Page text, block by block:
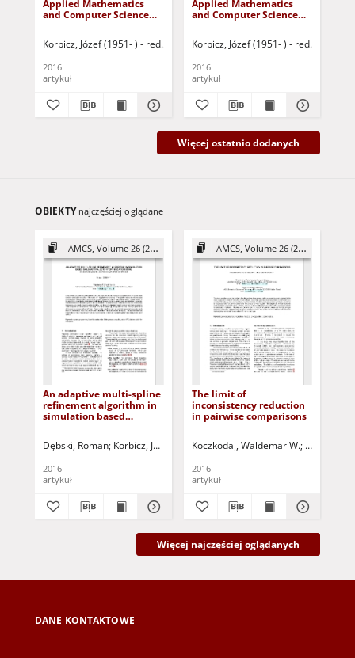
E-ISSN 2083-8492
Strona Redakcji
Applied Mathematics
and Computer Science
Contents
Korbicz, Józef (1951- ) - red. Uciński, Dariusz - red.
2016
artykuł
Applied Mathematics
and Computer Science
Contents
Korbicz, Józef (1951- ) - red.
2016
artykuł
Więcej ostatnio dodanych
OBIEKTY najczęściej oglądane
AMCS, Volume 26 (2016)
An adaptive multi-spline
refinement algorithm in
simulation based
onboard multi-core
Dębski, Roman Korbicz, Józef (1951- ) - red. Uciński, Dariusz - red.
2016
artykuł
AMCS, Volume 26 (2016)
The limit of
inconsistency reduction
in pairwise comparisons
Koczkodaj, Waldemar W. Szybowski,
2016
artykuł
Więcej najczęściej oglądanych
DANE KONTAKTOWE